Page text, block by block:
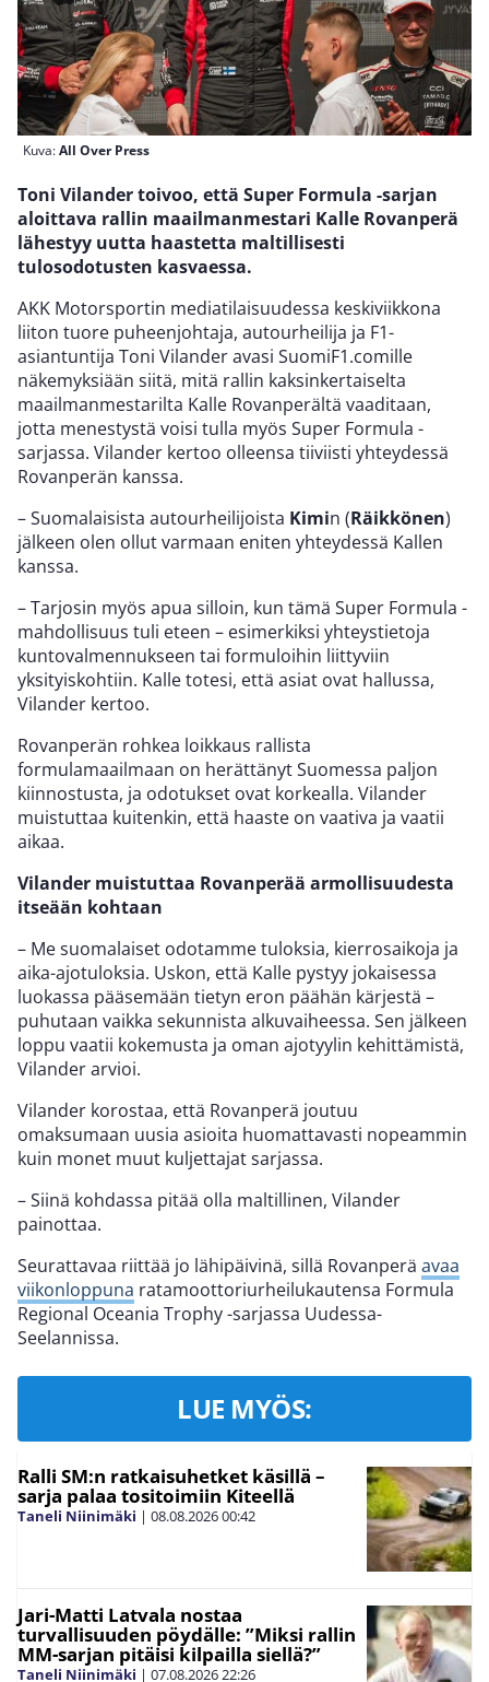
Kuva:All Over Press
Toni Vilander toivoo, että Super Formula -sarjan
aloittava rallin maailmanmestari Kalle Rovanperä
lähestyy uutta haastetta maltillisesti
tulosodotusten kasvaessa.
AKK Motorsportin mediatilaisuudessa keskiviikkona
liiton tuore puheenjohtaja, autourheilija ja F1-
asiantuntija Toni Vilander avasi SuomiF1.comille
näkemyksiään siitä, mitä rallin kaksinkertaiselta
maailmanmestarilta Kalle Rovanperältä vaaditaan,
jotta menestystä voisi tulla myös Super Formula -
sarjassa. Vilander kertoo olleensa tiiviisti yhteydessä
Rovanperän kanssa.
– Suomalaisista autourheilijoista Kimin (Räikkönen)
jälkeen olen ollut varmaan eniten yhteydessä Kallen
kanssa.
– Tarjosin myös apua silloin, kun tämä Super Formula -
mahdollisuus tuli eteen – esimerkiksi yhteystietoja
kuntovalmennukseen tai formuloihin liittyviin
yksityiskohtiin. Kalle totesi, että asiat ovat hallussa,
Vilander kertoo.
Rovanperän rohkea loikkaus rallista
formulamaailmaan on herättänyt Suomessa paljon
kiinnostusta, ja odotukset ovat korkealla. Vilander
muistuttaa kuitenkin, että haaste on vaativa ja vaatii
aikaa.
Vilander muistuttaa Rovanperää armollisuudesta
itseään kohtaan
– Me suomalaiset odotamme tuloksia, kierrosaikoja ja
aika-ajotuloksia. Uskon, että Kalle pystyy jokaisessa
luokassa pääsemään tietyn eron päähän kärjestä –
puhutaan vaikka sekunnista alkuvaiheessa. Sen jälkeen
loppu vaatii kokemusta ja oman ajotyylin kehittämistä,
Vilander arvioi.
Vilander korostaa, että Rovanperä joutuu
omaksumaan uusia asioita huomattavasti nopeammin
kuin monet muut kuljettajat sarjassa.
– Siinä kohdassa pitää olla maltillinen, Vilander
painottaa.
Seurattavaa riittää jo lähipäivinä, sillä Rovanperä avaa
viikonloppuna ratamoottoriurheilukautensa Formula
Regional Oceania Trophy -sarjassa Uudessa-
Seelannissa.
LUE MYÖS:
Ralli SM:n ratkaisuhetket käsillä –
sarja palaa tositoimiin Kiteellä
Taneli Niinimäki | 08.08.202600:42
Jari-Matti Latvala nostaa
turvallisuuden pöydälle: ”Miksi rallin
MM-sarjan pitäisi kilpailla siellä?”
Taneli Niinimäki | 07.08.202622:26